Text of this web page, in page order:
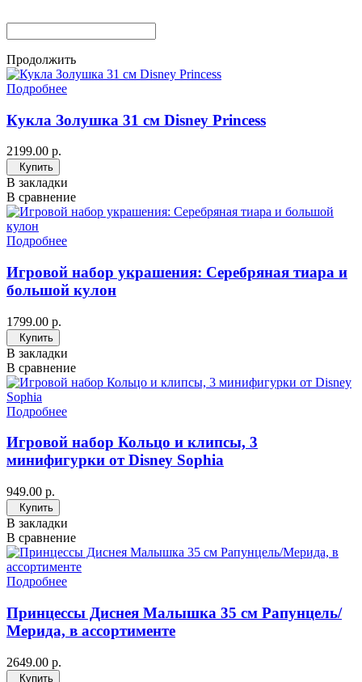
Продолжить
Подробнее
Кукла Золушка 31 см Disney Princess
2199.00 р.
Купить
В закладки
В сравнение
Подробнее
Игровой набор украшения: Серебряная тиара и
большой кулон
1799.00 р.
Купить
В закладки
В сравнение
Подробнее
Игровой набор Кольцо и клипсы, 3
минифигурки от Disney Sophia
949.00 р.
Купить
В закладки
В сравнение
Подробнее
Принцессы Диснея Малышка 35 см Рапунцель/
Мерида, в ассортименте
2649.00 р.
Купить